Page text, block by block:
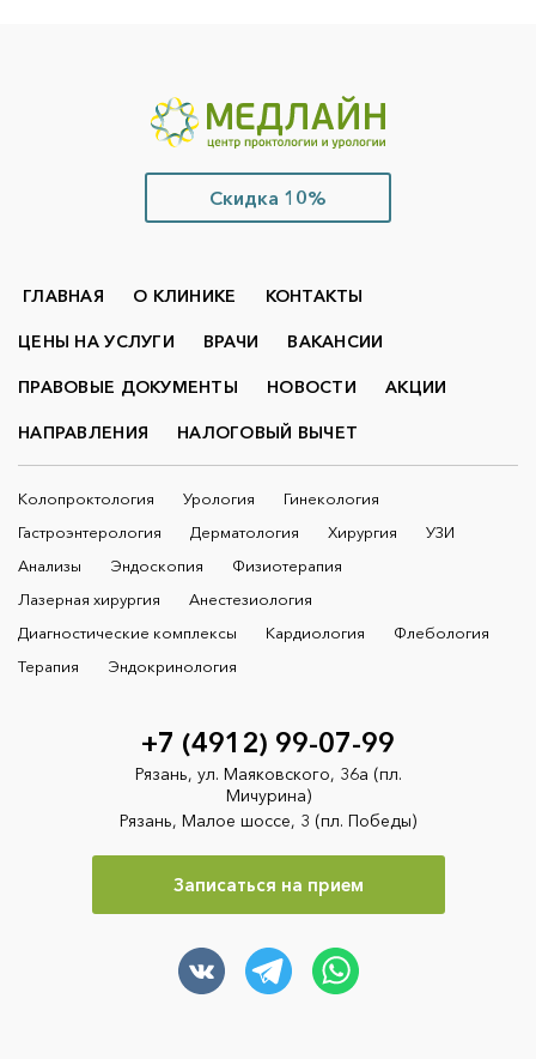
Скидка 10%
ГЛАВНАЯ О КЛИНИКЕ КОНТАКТЫ
ЦЕНЫ НА УСЛУГИ ВРАЧИ ВАКАНСИИ
ПРАВОВЫЕ ДОКУМЕНТЫ НОВОСТИ АКЦИИ
НАПРАВЛЕНИЯ НАЛОГОВЫЙ ВЫЧЕТ
Колопроктология Урология
Гинекология
Гастроэнтерология
Дерматология Хирургия
УЗИ
Анализы
Эндоскопия
Физиотерапия
Лазерная хирургия
Анестезиология
Диагностические комплексы
Кардиология
Флебология
Терапия
Эндокринология
+7 (4912) 99-07-99
Рязань, ул. Маяковского, 36а (пл.
Мичурина)
Рязань, Малое шоссе, 3 (пл. Победы)
Записаться на прием